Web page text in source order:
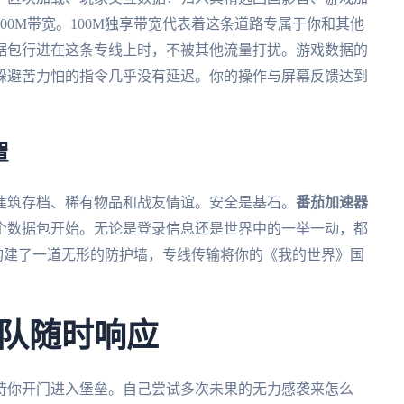
带宽。100M独享带宽代表着这条道路专属于你和其他
行进在这条专线上时，不被其他流量打扰。游戏数据的
苦力怕的指令几乎没有延迟。你的操作与屏幕反馈达到
存档、稀有物品和战友情谊。安全是基石。 番茄加速器
据包开始。无论是登录信息还是世界中的一举一动，都
了一道无形的防护墙，专线传输将你的《我的世界》国
随时响应
开门进入堡垒。自己尝试多次未果的无力感袭来怎么